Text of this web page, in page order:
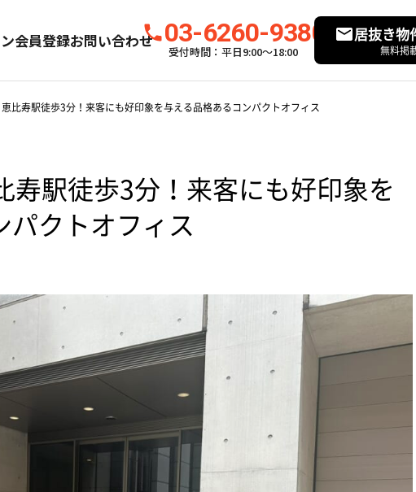
会員登録お問い合わせ 03-6260-9380
受付時間：平日9:00〜18:00
居抜き物
無料掲
比寿駅徒歩3分！来客にも好印象を与える品格あるコンパクトオフィス
駅徒歩3分！来客にも好印象を
クトオフィス